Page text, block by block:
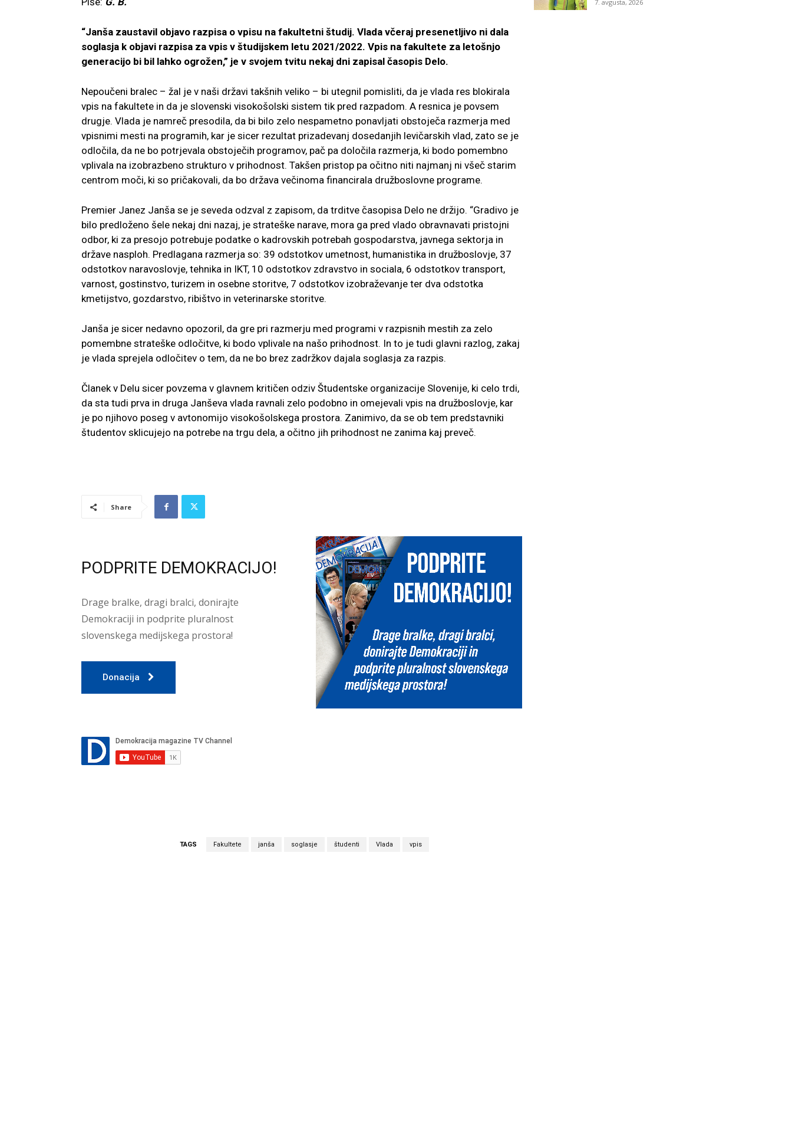
“Janša zaustavil objavo razpisa o vpisu na fakultetni študij. Vlada včeraj presenetljivo ni dala
soglasja k objavi razpisa za vpis v študijskem letu 2021/2022. Vpis na fakultete za letošnjo
generacijo bi bil lahko ogrožen,” je v svojem tvitu nekaj dni zapisal časopis Delo.
Nepoučeni bralec – žal je v naši državi takšnih veliko – bi utegnil pomisliti, da je vlada res blokirala
vpis na fakultete in da je slovenski visokošolski sistem tik pred razpadom. A resnica je povsem
drugje. Vlada je namreč presodila, da bi bilo zelo nespametno ponavljati obstoječa razmerja med
vpisnimi mesti na programih, kar je sicer rezultat prizadevanj dosedanjih levičarskih vlad, zato se je
odločila, da ne bo potrjevala obstoječih programov, pač pa določila razmerja, ki bodo pomembno
vplivala na izobrazbeno strukturo v prihodnost. Takšen pristop pa očitno niti najmanj ni všeč starim
centrom moči, ki so pričakovali, da bo država večinoma financirala družboslovne programe.
Premier Janez Janša se je seveda odzval z zapisom, da trditve časopisa Delo ne držijo. “Gradivo je
bilo predloženo šele nekaj dni nazaj, je strateške narave, mora ga pred vlado obravnavati pristojni
odbor, ki za presojo potrebuje podatke o kadrovskih potrebah gospodarstva, javnega sektorja in
države nasploh. Predlagana razmerja so: 39 odstotkov umetnost, humanistika in družboslovje, 37
odstotkov naravoslovje, tehnika in IKT, 10 odstotkov zdravstvo in sociala, 6 odstotkov transport,
varnost, gostinstvo, turizem in osebne storitve, 7 odstotkov izobraževanje ter dva odstotka
kmetijstvo, gozdarstvo, ribištvo in veterinarske storitve.
Janša je sicer nedavno opozoril, da gre pri razmerju med programi v razpisnih mestih za zelo
pomembne strateške odločitve, ki bodo vplivale na našo prihodnost. In to je tudi glavni razlog, zakaj
je vlada sprejela odločitev o tem, da ne bo brez zadržkov dajala soglasja za razpis.
Članek v Delu sicer povzema v glavnem kritičen odziv Študentske organizacije Slovenije, ki celo trdi,
da sta tudi prva in druga Janševa vlada ravnali zelo podobno in omejevali vpis na družboslovje, kar
je po njihovo poseg v avtonomijo visokošolskega prostora. Zanimivo, da se ob tem predstavniki
študentov sklicujejo na potrebe na trgu dela, a očitno jih prihodnost ne zanima kaj preveč.
Share
PODPRITE DEMOKRACIJO!
Drage bralke, dragi bralci, donirajte
Demokraciji in podprite pluralnost
slovenskega medijskega prostora!
Donacija
TAGS Fakultete janša soglasje študenti Vlada vpis
7. avgusta, 2026